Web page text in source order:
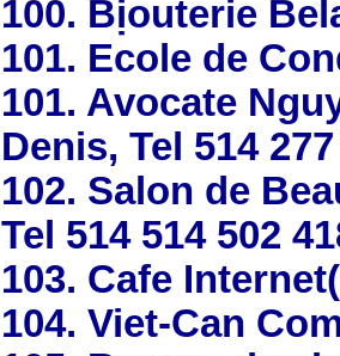
100. Bịouterie
101. Ecole de
101. Avocate
Denis, Tel 514
102. Salon de
Tel 514 514 502
103. Cafe
104. Viet-Can